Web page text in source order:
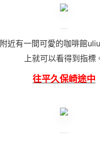
附近有一間可愛的咖啡館
上就可以看得到指標
往平久保崎途中